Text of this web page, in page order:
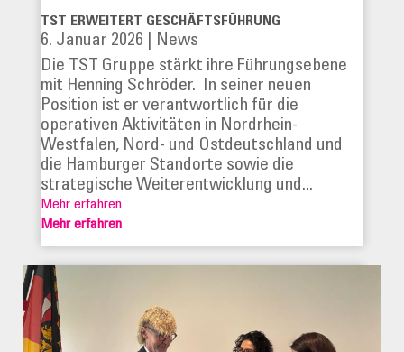
TST ERWEITERT GESCHÄFTSFÜHRUNG
6. Januar 2026
News
Die TST Gruppe stärkt ihre Führungsebene
mit Henning Schröder. In seiner neuen
Position ist er verantwortlich für die
operativen Aktivitäten in Nordrhein-
Westfalen, Nord- und Ostdeutschland und
die Hamburger Standorte sowie die
strategische Weiterentwicklung und...
Mehr erfahren
Mehr erfahren